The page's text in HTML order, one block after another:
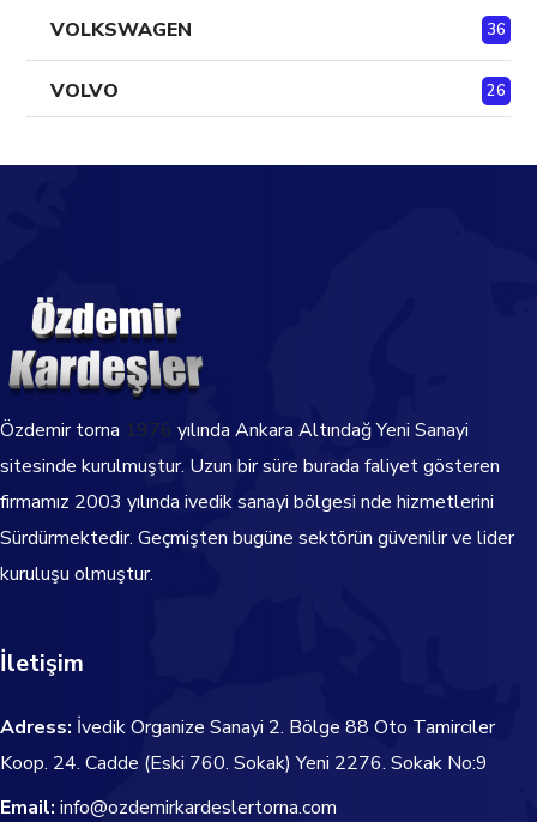
VOLKSWAGEN 36
VOLVO 26
Özdemir torna 1976 yılında Ankara Altındağ Yeni Sanayi
sitesinde kurulmuştur. Uzun bir süre burada faliyet gösteren
firmamız 2003 yılında ivedik sanayi bölgesi nde hizmetlerini
Sürdürmektedir. Geçmişten bugüne sektörün güvenilir ve lider
kuruluşu olmuştur.
İletişim
Adress: İvedik Organize Sanayi 2. Bölge 88 Oto Tamirciler
Koop. 24. Cadde (Eski 760. Sokak) Yeni 2276. Sokak No:9
Email: info@ozdemirkardeslertorna.com